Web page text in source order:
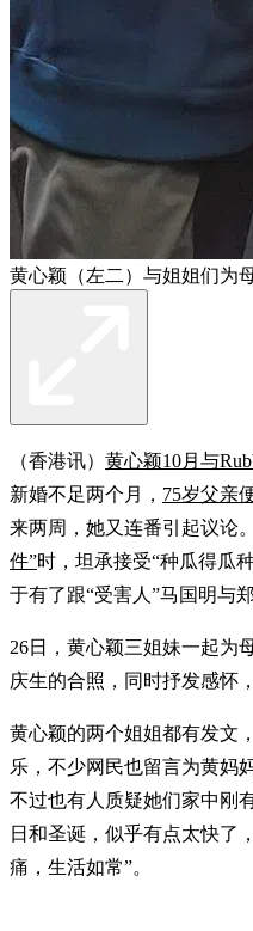
黄心颖（左二）与姐姐们为
（香港讯） 黄心颖10月与
新婚不足两个月， 75岁父亲
来两周，她又连番引起议论
件”时，坦承接受“种瓜得瓜
于有了跟“受害人”马国明与
26日，黄心颖三姐妹一起为
庆生的合照，同时抒发感怀
黄心颖的两个姐姐都有发文
乐，不少网民也留言为黄妈
不过也有人质疑她们家中刚
日和圣诞，似乎有点太快了
痛，生活如常”。